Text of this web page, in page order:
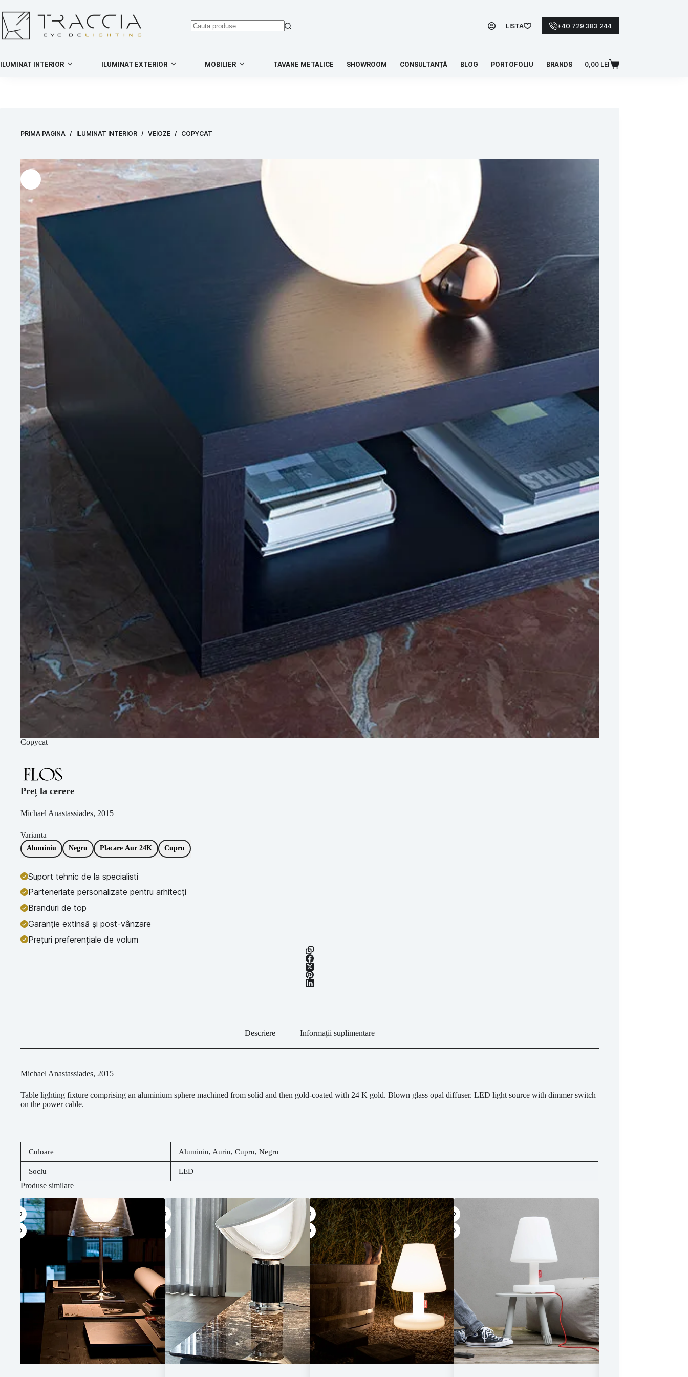
LISTA +40 729 383 244
ILUMINAT INTERIOR ILUMINAT EXTERIOR MOBILIER TAVANE METALICE SHOWROOM CONSULTANȚĂ BLOG PORTOFOLIU BRANDS 0,00 LEI
PRIMA PAGINA / ILUMINAT INTERIOR / VEIOZE / COPYCAT
Copycat
Preț la cerere
Michael Anastassiades, 2015
Varianta
Aluminiu Negru Placare Aur 24K Cupru
Suport tehnic de la specialisti
Parteneriate personalizate pentru arhitecți
Branduri de top
Garanție extinsă și post-vânzare
Prețuri preferențiale de volum
Descriere Informații suplimentare
Michael Anastassiades, 2015
Table lighting fixture comprising an aluminium sphere machined from solid and then gold-coated with 24 K gold. Blown glass opal diffuser. LED light source with dimmer switch
on the power cable.
Culoare Aluminiu, Auriu, Cupru, Negru
Soclu LED
Produse similare